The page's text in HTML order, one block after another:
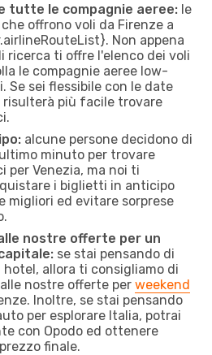
tutte le compagnie aeree: le
offrono voli da Firenze a
Non appena
ricerca ti offre l'elenco dei voli
le compagnie aeree low-
Se sei flessibile con le date
più facile trovare
alcune persone decidono di
minuto per trovare
per Venezia, ma noi ti
i biglietti in anticipo
migliori ed evitare sorprese
nostre offerte per un
se stai pensando di
allora ti consigliamo di
nostre offerte per weekend
Inoltre, se stai pensando
per esplorare Italia, potrai
con Opodo ed ottenere
finale.